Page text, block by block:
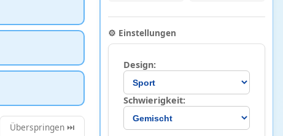
Überspringen ⏭️
⚙️ Einstellungen
Design:
Schwierigkeit: